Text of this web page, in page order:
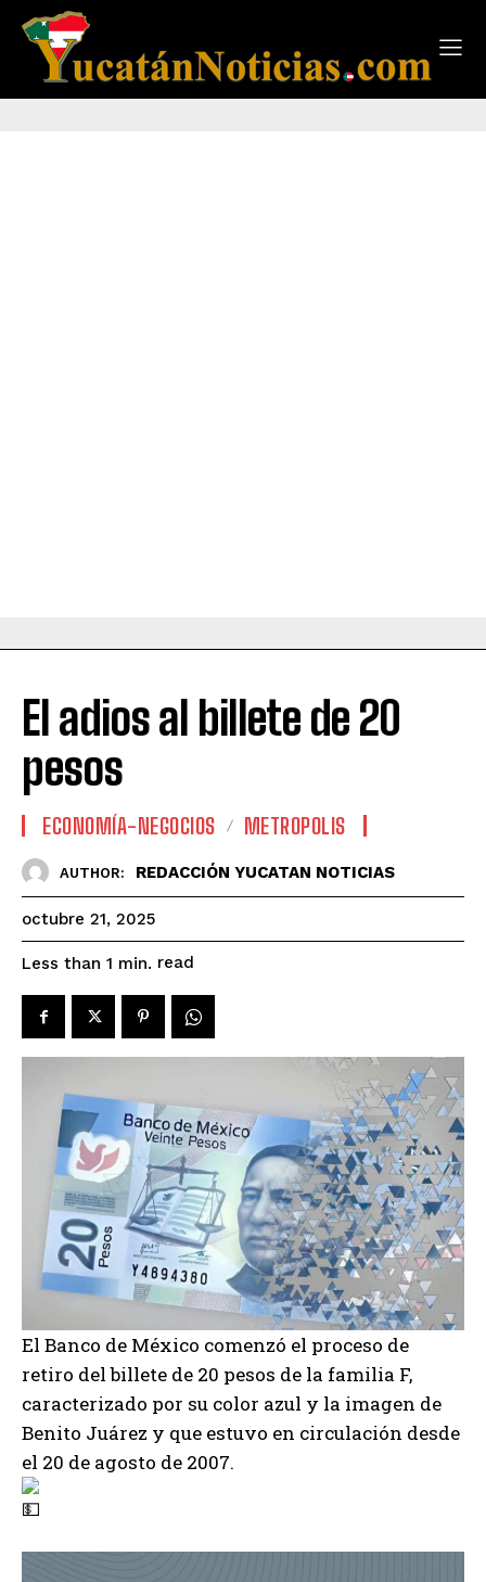
El adios al billete de 20
pesos
ECONOMÍA-NEGOCIOS METROPOLIS
AUTHOR: REDACCIÓN YUCATAN NOTICIAS
octubre 21, 2025
Less than 1 min. read
El Banco de México comenzó el proceso de
retiro del billete de 20 pesos de la familia F,
caracterizado por su color azul y la imagen de
Benito Juárez y que estuvo en circulación desde
el 20 de agosto de 2007.